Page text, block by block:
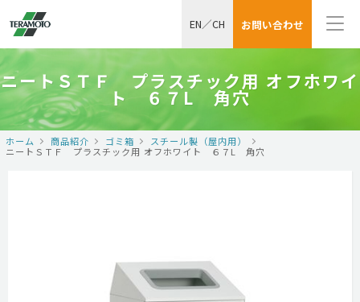
お問い合わせ
EN／CH
ニートＳＴＦ プラスチック用 オフホワイ
ト ６７L 角穴
ホーム 商品紹介 ゴミ箱
スチール製（屋内用）
ニートＳＴＦ プラスチック用 オフホワイト ６７L 角穴